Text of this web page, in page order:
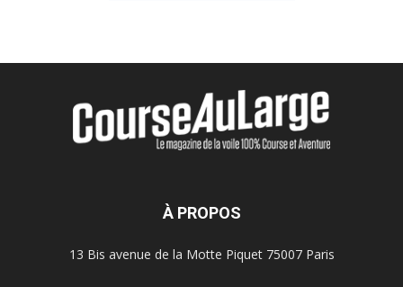
À PROPOS
13 Bis avenue de la Motte Piquet 75007 Paris